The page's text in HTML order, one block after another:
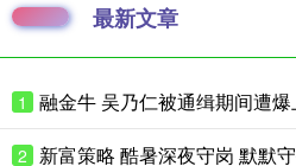
最新文章
1
2 新富策略 酷暑深夜守岗 默默